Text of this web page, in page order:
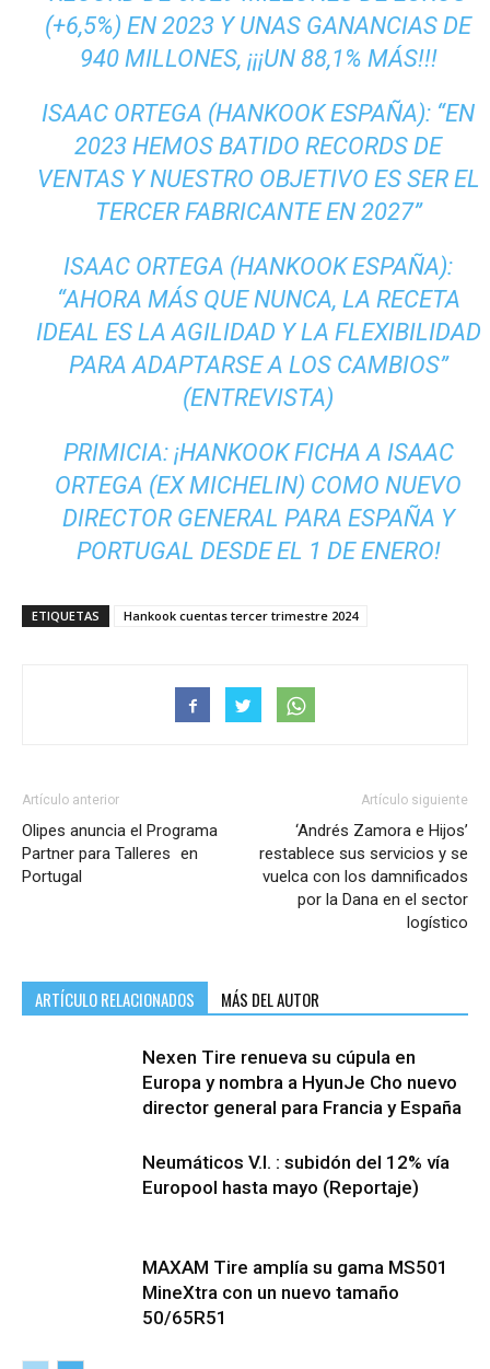
(+6,5%) EN 2023 Y UNAS GANANCIAS DE
940 MILLONES, ¡¡¡UN 88,1% MÁS!!!
ISAAC ORTEGA (HANKOOK ESPAÑA): “EN
2023 HEMOS BATIDO RECORDS DE
VENTAS Y NUESTRO OBJETIVO ES SER EL
TERCER FABRICANTE EN 2027”
ISAAC ORTEGA (HANKOOK ESPAÑA):
“AHORA MÁS QUE NUNCA, LA RECETA
IDEAL ES LA AGILIDAD Y LA FLEXIBILIDAD
PARA ADAPTARSE A LOS CAMBIOS”
(ENTREVISTA)
PRIMICIA: ¡HANKOOK FICHA A ISAAC
ORTEGA (EX MICHELIN) COMO NUEVO
DIRECTOR GENERAL PARA ESPAÑA Y
PORTUGAL DESDE EL 1 DE ENERO!
ETIQUETAS Hankook cuentas tercer trimestre 2024
Artículo anterior
Olipes anuncia el Programa
Partner para Talleres en
Portugal
Artículo siguiente
‘Andrés Zamora e Hijos’
restablece sus servicios y se
vuelca con los damnificados
por la Dana en el sector
logístico
ARTÍCULO RELACIONADOS MÁS DEL AUTOR
Nexen Tire renueva su cúpula en
Europa y nombra a HyunJe Cho nuevo
director general para Francia y España
Neumáticos V.I. : subidón del 12% vía
Europool hasta mayo (Reportaje)
MAXAM Tire amplía su gama MS501
MineXtra con un nuevo tamaño
50/65R51